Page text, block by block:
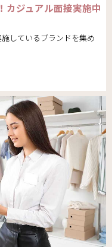
カジュアル面接実施中
しているブランドを集め